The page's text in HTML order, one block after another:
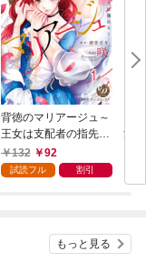
背徳のマリアージュ～
王女は支配者の指先に
溺れる～【分冊版】1
132 92
試読フル 割引
満
もっと見る